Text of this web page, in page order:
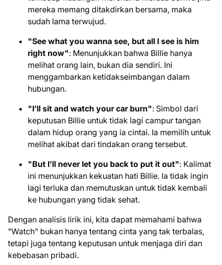
mereka memang ditakdirkan bersama, maka
sudah lama terwujud.
"See what you wanna see, but all I see is him
right now": Menunjukkan bahwa Billie hanya
melihat orang lain, bukan dia sendiri. Ini
menggambarkan ketidakseimbangan dalam
hubungan.
"I’ll sit and watch your car burn": Simbol dari
keputusan Billie untuk tidak lagi campur tangan
dalam hidup orang yang ia cintai. Ia memilih untuk
melihat akibat dari tindakan orang tersebut.
"But I’ll never let you back to put it out": Kalimat
ini menunjukkan kekuatan hati Billie. Ia tidak ingin
lagi terluka dan memutuskan untuk tidak kembali
ke hubungan yang tidak sehat.
Dengan analisis lirik ini, kita dapat memahami bahwa
"Watch" bukan hanya tentang cinta yang tak terbalas,
tetapi juga tentang keputusan untuk menjaga diri dan
kebebasan pribadi.